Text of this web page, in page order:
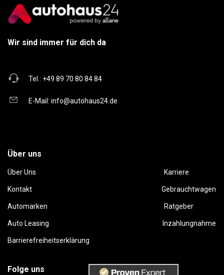
Wir sind immer für dich da
Tel.: +49 89 70 80 84 84
E-Mail: info@autohaus24.de
Über uns
Über Uns Karriere
Kontakt Gebrauchtwagen
Automarken Ratgeber
Auto Leasing Inzahlungnahme
Barrierefreiheitserklärung
Folge uns